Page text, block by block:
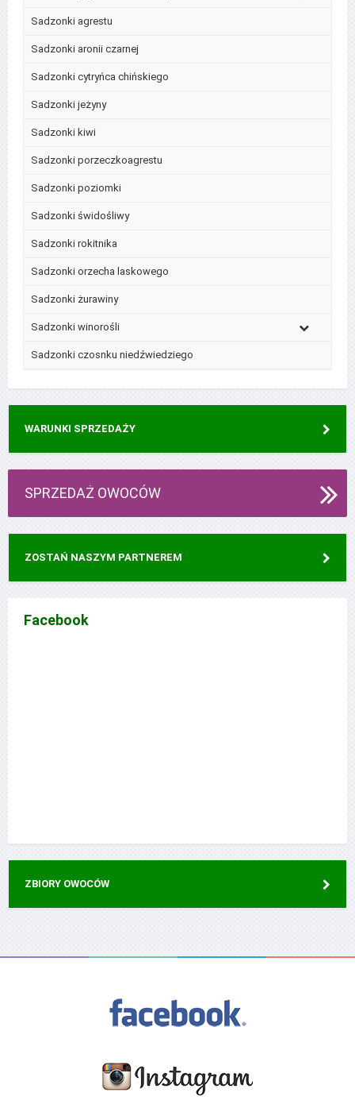
Sadzonki agrestu
Sadzonki aronii czarnej
Sadzonki cytryńca chińskiego
Sadzonki jeżyny
Sadzonki kiwi
Sadzonki porzeczkoagrestu
Sadzonki poziomki
Sadzonki świdośliwy
Sadzonki rokitnika
Sadzonki orzecha laskowego
Sadzonki żurawiny
Sadzonki winorośli
Sadzonki czosnku niedźwiedziego
WARUNKI SPRZEDAŻY
SPRZEDAŻ OWOCÓW
ZOSTAŃ NASZYM PARTNEREM
Facebook
ZBIORY OWOCÓW